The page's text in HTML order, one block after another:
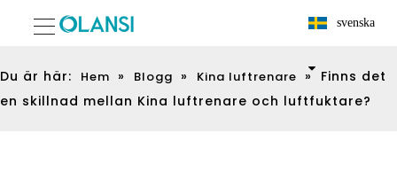
svenska
Du är här: Hem » Blogg » Kina luftrenare » Finns det
en skillnad mellan Kina luftrenare och luftfuktare?